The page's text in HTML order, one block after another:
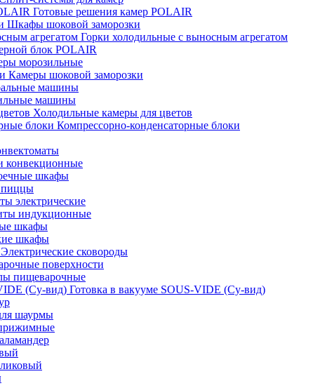
Готовые решения камер POLAIR
Шкафы шоковой заморозки
Горки холодильные с выносным агрегатом
блок POLAIR
морозильные
Камеры шоковой заморозки
машины
машины
Холодильные камеры для цветов
Компрессорно-конденсаторные блоки
конвекционные
шкафы
пиццы
электрические
индукционные
шкафы
шкафы
Электрические сковороды
поверхности
пищеварочные
Готовка в вакууме SOUS-VIDE (Су-вид)
шаурмы